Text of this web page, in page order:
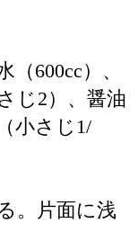
600cc）、
じ2）、醤油
小さじ1/
。片面に浅